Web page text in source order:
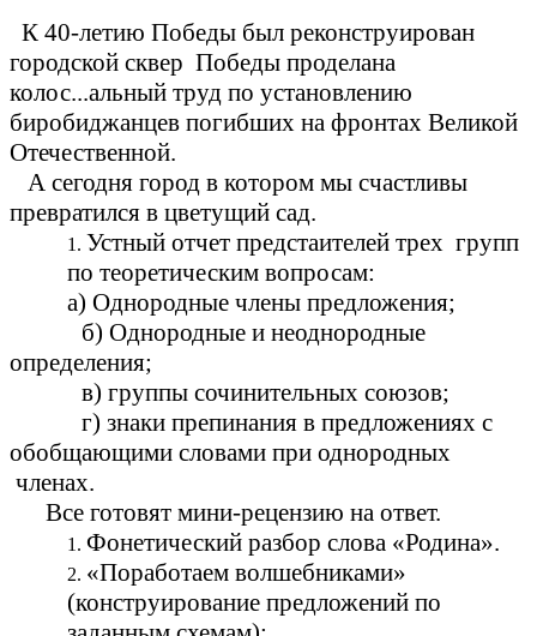
К 40-летию Победы был реконструирован
городской сквер Победы проделана
колос...альный труд по установлению
биробиджанцев погибших на фронтах Великой
Отечественной.
А сегодня город в котором мы счастливы
превратился в цветущий сад.
Устный отчет предстаителей трех групп
по теоретическим вопросам:
а) Однородные члены предложения;
б) Однородные и неоднородные
определения;
в) группы сочинительных союзов;
г) знаки препинания в предложениях с
обобщающими словами при однородных
членах.
Все готовят мини-рецензию на ответ.
Фонетический разбор слова «Родина».
«Поработаем волшебниками»
(конструирование предложений по